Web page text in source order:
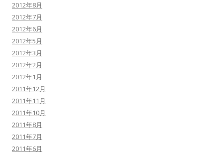
2012年8月
2012年7月
2012年6月
2012年5月
2012年3月
2012年2月
2012年1月
2011年12月
2011年11月
2011年10月
2011年8月
2011年7月
2011年6月